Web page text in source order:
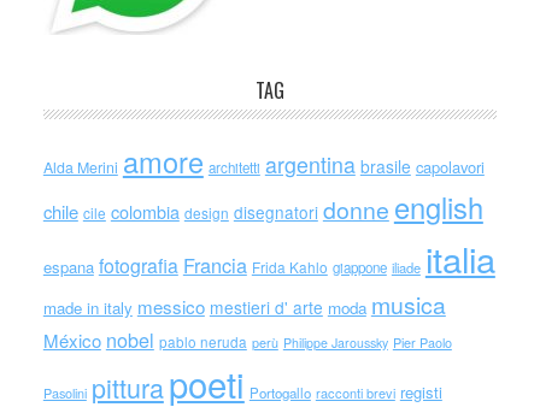
TAG
Alda Merini amore architetti argentina brasile capolavori
chile cile colombia design disegnatori donne english
espana fotografia Francia Frida Kahlo giappone iliade italia
made in italy messico mestieri d' arte moda musica
México nobel pablo neruda perù Philippe Jaroussky Pier Paolo
Pasolini pitturapoeti Portogallo racconti brevi registi